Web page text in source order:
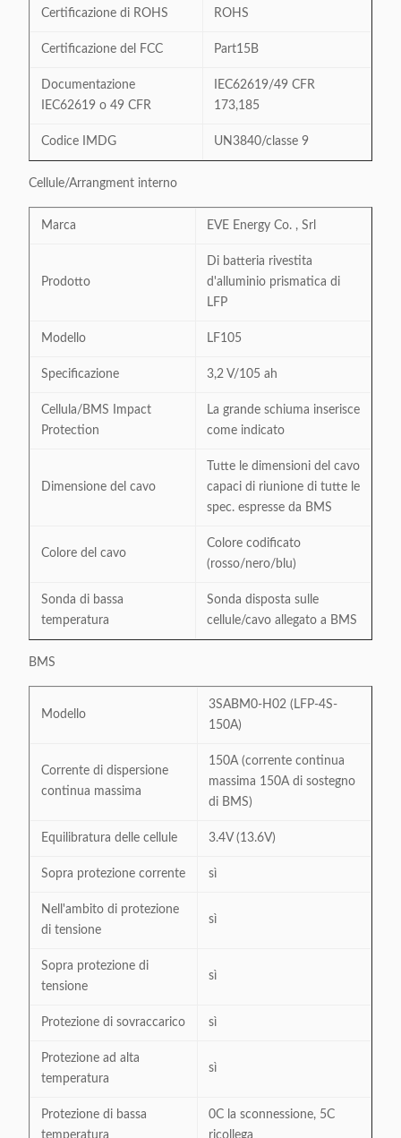
Certificazione di ROHS ROHS
Certificazione del FCC Part15B
Documentazione
IEC62619 o 49 CFR
IEC62619/49 CFR
173,185
Codice IMDG UN3840/classe 9
Cellule/Arrangment interno
Marca EVE Energy Co. , Srl
Prodotto
Di batteria rivestita
d'alluminio prismatica di
LFP
Modello LF105
Specificazione 3,2 V/105 ah
Cellula/BMS Impact
Protection
La grande schiuma inserisce
come indicato
Dimensione del cavo
Tutte le dimensioni del cavo
capaci di riunione di tutte le
spec. espresse da BMS
Colore del cavo
Colore codificato
(rosso/nero/blu)
Sonda di bassa
temperatura
Sonda disposta sulle
cellule/cavo allegato a BMS
BMS
Modello
3SABM0-H02 (LFP-4S-
150A)
Corrente di dispersione
continua massima
150A (corrente continua
massima 150A di sostegno
di BMS)
Equilibratura delle cellule 3.4V (13.6V)
Sopra protezione corrente sì
Nell'ambito di protezione
di tensione
sì
Sopra protezione di
tensione
sì
Protezione di sovraccarico sì
Protezione ad alta
temperatura
sì
Protezione di bassa
temperatura
0C la sconnessione, 5C
ricollega